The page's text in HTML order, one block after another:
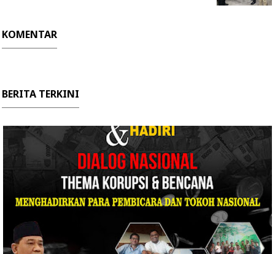
KOMENTAR
BERITA TERKINI